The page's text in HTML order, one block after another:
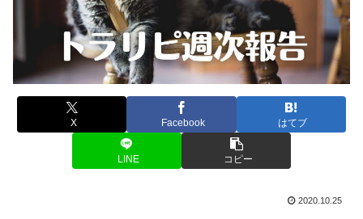
X Facebook はてブ
LINE コピー
2020.10.25